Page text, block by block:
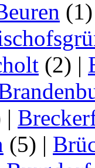
(2) |
|
(5) |